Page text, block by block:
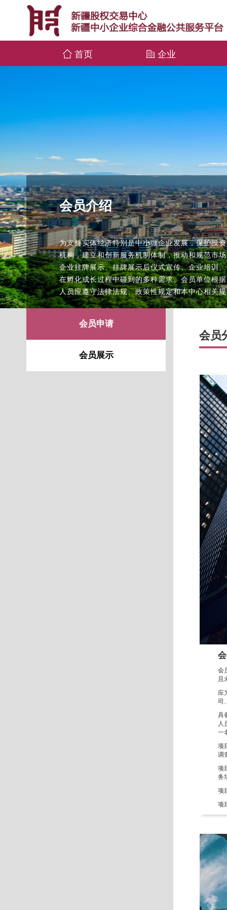
首页 企业
会员介绍
为支持实体经济特别是中小微企业发展，保护投
机构，建立和创新服务机制体制，推动和规范市
企业挂牌展示、挂牌展示后仪式宣传、企业培训
在孵化成长过程中碰到的多种需求。会员单位根
人员应遵守法律法规、政策性规定和本中心相关
会员申请
会员展示
会员
会
且
应
司
具
人
一
项
调
项
务
项
项